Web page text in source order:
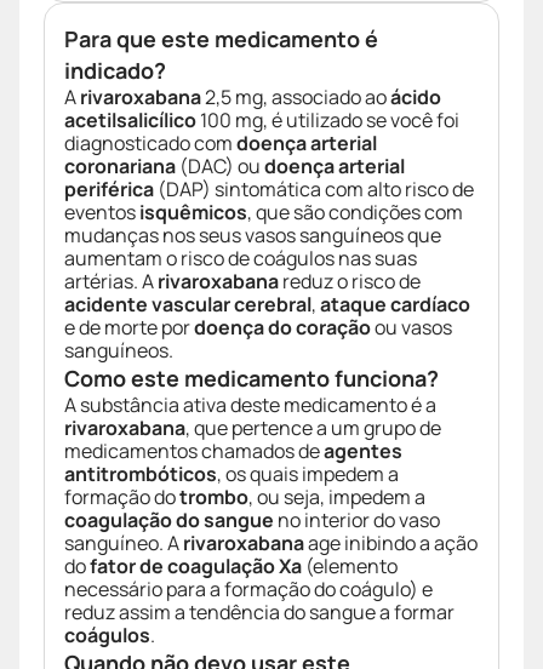
Para que este medicamento é
indicado?
Arivaroxabana2,5 mg, associado aoácido
acetilsalicílico100 mg, é utilizado se você foi
diagnosticado comdoença arterial
coronariana (DAC) oudoença arterial
periférica (DAP) sintomática com alto risco de
eventosisquêmicos, que são condições com
mudanças nos seus vasos sanguíneos que
aumentam o risco de coágulos nas suas
artérias. Arivaroxabanareduz o risco de
acidente vascular cerebral,ataque cardíaco
e de morte pordoença do coraçãoou vasos
sanguíneos.
Como este medicamento funciona?
A substância ativa deste medicamento é a
rivaroxabana, que pertence a um grupo de
medicamentos chamados deagentes
antitrombóticos, os quais impedem a
formação dotrombo, ou seja, impedem a
coagulação do sangue no interior do vaso
sanguíneo. Arivaroxabanaage inibindo a ação
dofator de coagulação Xa (elemento
necessário para a formação do coágulo) e
reduz assim a tendência do sangue a formar
coágulos.
Quando não devo usar este